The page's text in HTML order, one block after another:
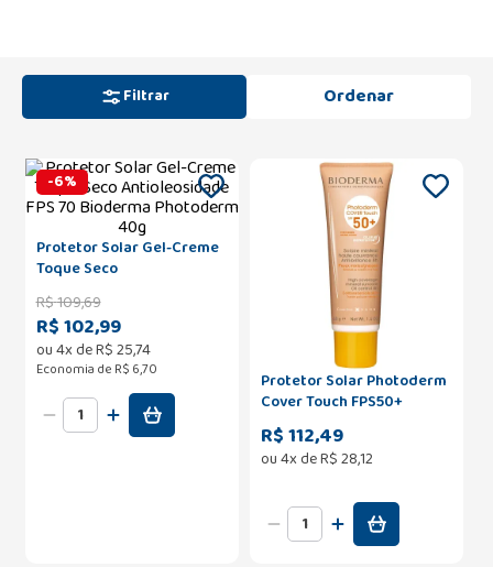
Filtrar
-6%
Protetor Solar Gel-Creme
Toque Seco
Antioleosidade FPS 70
Bioderma Photoderm 40g
R$109,69
R$ 102,99
ou4x deR$25,74
Economia de R$ 6,70
Protetor Solar Photoderm
Cover Touch FPS50+
Dourado 40g
R$ 112,49
ou4x deR$28,12